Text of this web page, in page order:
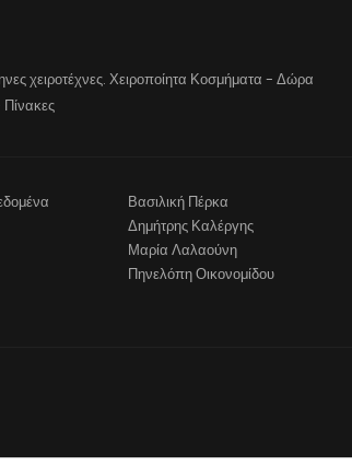
χειροτέχνες. Χειροποίητα Κοσμήματα - Δώρα
Βασιλική Πέρκα
Δημήτρης Καλέργης
Μαρία Λαλαούνη
Πηνελόπη Οικονομίδου